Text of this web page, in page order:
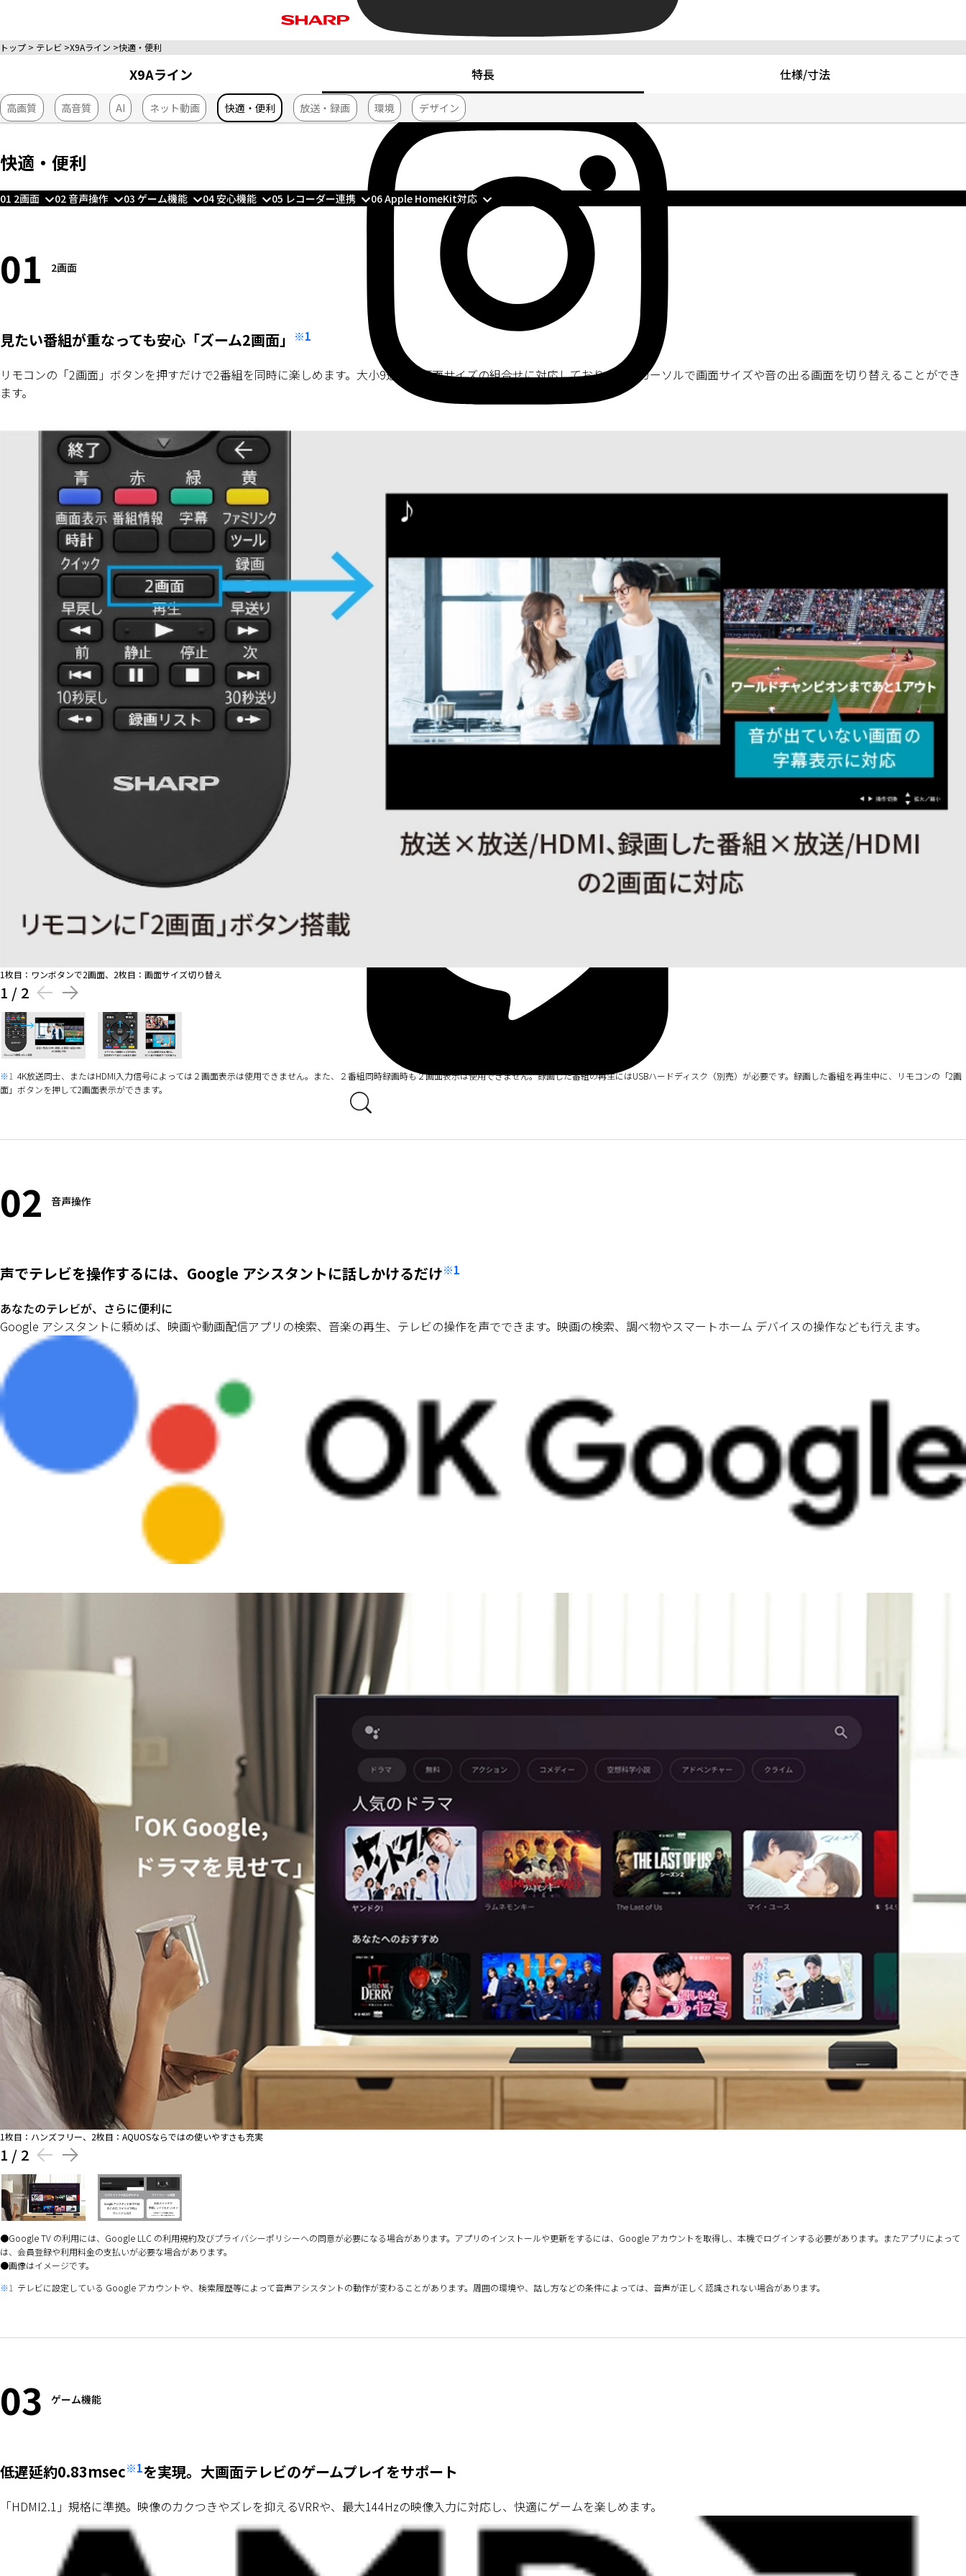
トップ テレビ X9Aライン 快適・便利
X9Aライン 特長
高画質 高音質 AI ネット動画 快適・便利 放送・録画 環境 デザイン
仕様/寸法
快適・便利
01 2画面 02 音声操作 03 ゲーム機能 04 安心機能 05 レコーダー連携 06 Apple HomeKit対応
01 2画面
見たい番組が重なっても安心「ズーム2画面」 ※1
リモコンの「2画面」ボタンを押すだけで2番組を同時に楽しめます。大小9通りの画面サイズの組合せに対応しており、十字カーソルで画面サイズや音の出る画面を切り替えることができ
ます。
1枚目：ワンボタンで2画面、2枚目：画面サイズ切り替え
1 / 2
※1 4K放送同士、またはHDMI入力信号によっては２画面表示は使用できません。また、２番組同時録画時も２画面表示は使用できません。録画した番組の再生にはUSBハードディスク（別売）が必要です。録画した番組を再生中に、リモコンの「2画
面」ボタンを押して2画面表示ができます。
02 音声操作
声でテレビを操作するには、Google アシスタントに話しかけるだけ※1
あなたのテレビが、さらに便利に
Google アシスタントに頼めば、映画や動画配信アプリの検索、音楽の再生、テレビの操作を声でできます。映画の検索、調べ物やスマートホーム デバイスの操作なども行えます。
1枚目：ハンズフリー、2枚目：AQUOSならではの使いやすさも充実
1 / 2
Google TV の利用には、Google LLC の利用規約及びプライバシーポリシーへの同意が必要になる場合があります。アプリのインストールや更新をするには、Google アカウントを取得し、本機でログインする必要があります。またアプリによって
は、会員登録や利用料金の支払いが必要な場合があります。
画像はイメージです。
※1 テレビに設定している Google アカウントや、検索履歴等によって音声アシスタントの動作が変わることがあります。周囲の環境や、話し方などの条件によっては、音声が正しく認識されない場合があります。
03 ゲーム機能
低遅延約0.83msec※1を実現。大画面テレビのゲームプレイをサポート
「HDMI2.1」規格に準拠。映像のカクつきやズレを抑えるVRRや、最大144Hzの映像入力に対応し、快適にゲームを楽しめます。